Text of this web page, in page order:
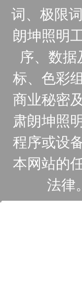
词、极限
朗坤照明
序、数
标、色彩
商业秘密
肃朗坤照
程序或设
本网站的
法律